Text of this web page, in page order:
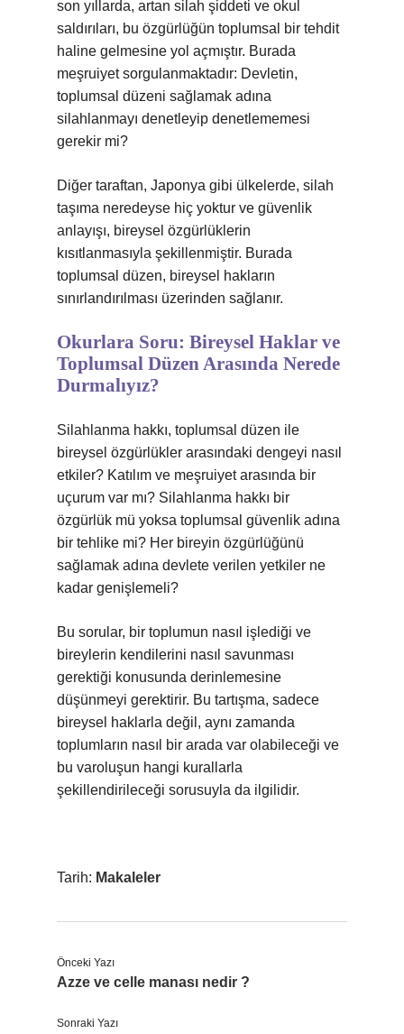
son yıllarda, artan silah şiddeti ve okul
saldırıları, bu özgürlüğün toplumsal bir tehdit
haline gelmesine yol açmıştır. Burada
meşruiyet sorgulanmaktadır: Devletin,
toplumsal düzeni sağlamak adına
silahlanmayı denetleyip denetlememesi
gerekir mi?
Diğer taraftan, Japonya gibi ülkelerde, silah
taşıma neredeyse hiç yoktur ve güvenlik
anlayışı, bireysel özgürlüklerin
kısıtlanmasıyla şekillenmiştir. Burada
toplumsal düzen, bireysel hakların
sınırlandırılması üzerinden sağlanır.
Okurlara Soru: Bireysel Haklar ve
Toplumsal Düzen Arasında Nerede
Durmalıyız?
Silahlanma hakkı, toplumsal düzen ile
bireysel özgürlükler arasındaki dengeyi nasıl
etkiler? Katılım ve meşruiyet arasında bir
uçurum var mı? Silahlanma hakkı bir
özgürlük mü yoksa toplumsal güvenlik adına
bir tehlike mi? Her bireyin özgürlüğünü
sağlamak adına devlete verilen yetkiler ne
kadar genişlemeli?
Bu sorular, bir toplumun nasıl işlediği ve
bireylerin kendilerini nasıl savunması
gerektiği konusunda derinlemesine
düşünmeyi gerektirir. Bu tartışma, sadece
bireysel haklarla değil, aynı zamanda
toplumların nasıl bir arada var olabileceği ve
bu varoluşun hangi kurallarla
şekillendirileceği sorusuyla da ilgilidir.
Tarih: Makaleler
Önceki Yazı
Azze ve celle manası nedir ?
Sonraki Yazı